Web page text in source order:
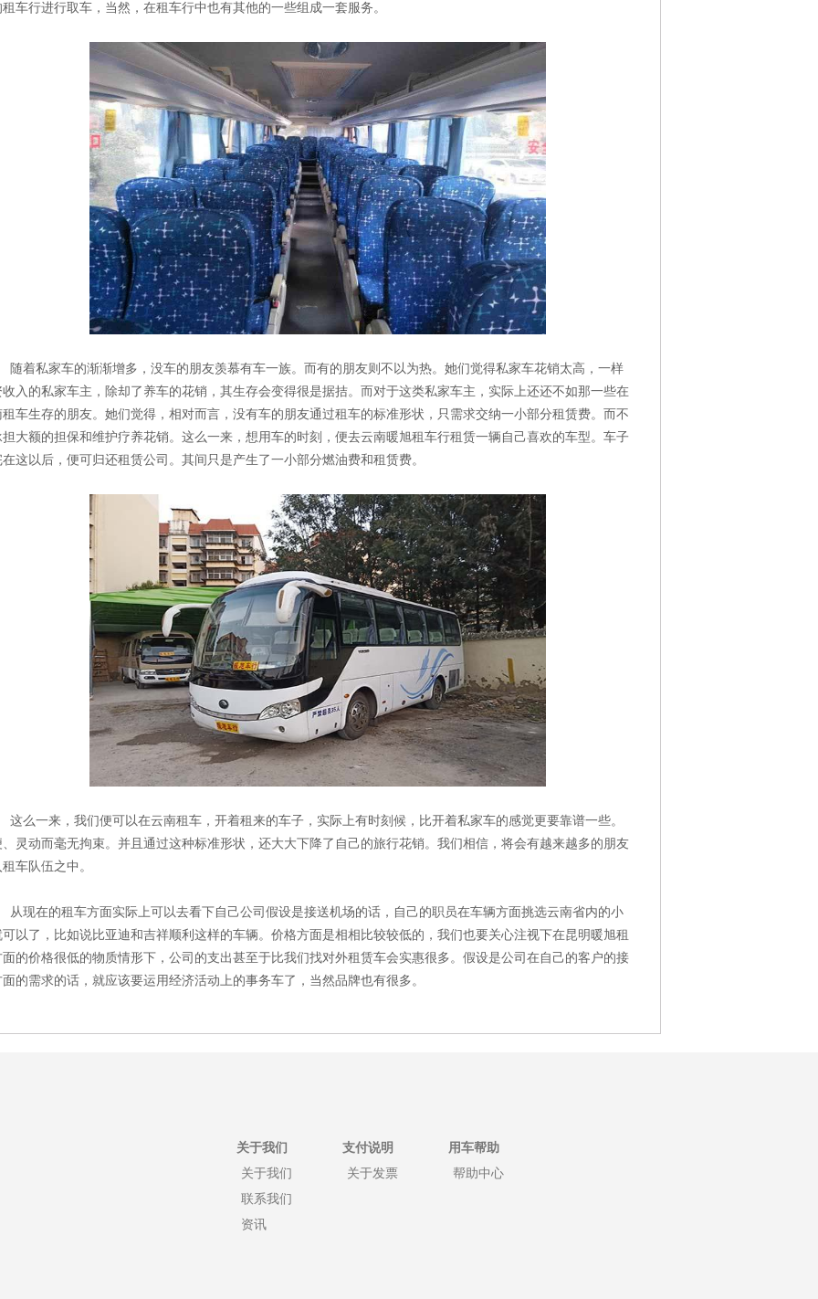
车行进行取车，当然，在租车行中也有其他的一些组成一套服务。
随着私家车的渐渐增多，没车的朋友羡慕有车一族。而有的朋友则不以为热。她们觉得私家车花销太高，一样
收入的私家车主，除却了养车的花销，其生存会变得很是据拮。而对于这类私家车主，实际上还还不如那一些在
租车生存的朋友。她们觉得，相对而言，没有车的朋友通过租车的标准形状，只需求交纳一小部分租赁费。而不
担大额的担保和维护疗养花销。这么一来，想用车的时刻，便去云南暖旭租车行租赁一辆自己喜欢的车型。车子
这以后，便可归还租赁公司。其间只是产生了一小部分燃油费和租赁费。
这么一来，我们便可以在云南租车，开着租来的车子，实际上有时刻候，比开着私家车的感觉更要靠谱一些。
、灵动而毫无拘束。并且通过这种标准形状，还大大下降了自己的旅行花销。我们相信，将会有越来越多的朋友
车队伍之中。
从现在的租车方面实际上可以去看下自己公司假设是接送机场的话，自己的职员在车辆方面挑选云南省内的小
可以了，比如说比亚迪和吉祥顺利这样的车辆。价格方面是相相比较较低的，我们也要关心注视下在昆明暖旭租
面的价格很低的物质情形下，公司的支出甚至于比我们找对外租赁车会实惠很多。假设是公司在自己的客户的接
的需求的话，就应该要运用经济活动上的事务车了，当然品牌也有很多。
关于我们
关于我们
联系我们
资讯
支付说明
关于发票
用车帮助
帮助中心